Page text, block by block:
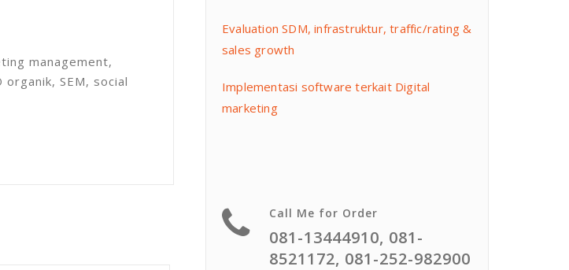
management,
SEM, social
Evaluation SDM, infrastruktur, traffic/rating &
sales growth
Implementasi software terkait Digital
marketing
Call Me for Order
081-13444910, 081-
8521172, 081-252-982900